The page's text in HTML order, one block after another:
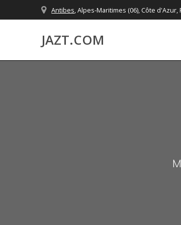
to
Antibes, Alpes-Maritimes (06), Côte d'Azur,
JAZT.COM